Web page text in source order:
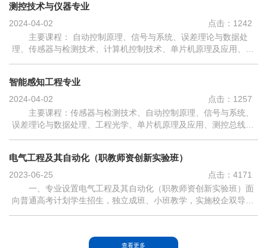
测控技术与仪器专业
2024-04-02 点击： 1242
主要课程： 自动控制原理、信号与系统、误差理论与数据处
理、传感器与检测技术、计算机控制技术、单片机原理及应用、电
智能感知工程专业
2024-04-02 点击： 1257
主要课程：传感器与检测技术、自动控制原理、信号与系统、
误差理论与数据处理、工程光学、单片机原理及应用、测控总线与
电气工程及其自动化（职教师资创新实验班）
2023-06-25 点击： 4171
一、专业设置电气工程及其自动化（职教师资创新实验班）面
向普通高考计划学生招生，独立成班、小班教学，实施校企双导师
查看更多